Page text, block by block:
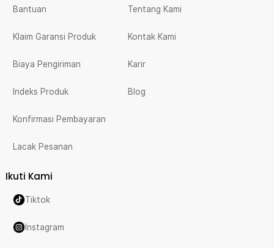
Bantuan
Klaim Garansi Produk
Biaya Pengiriman
Indeks Produk
Konfirmasi Pembayaran
Lacak Pesanan
Tentang Kami
Kontak Kami
Karir
Blog
Ikuti Kami
Tiktok
Instagram